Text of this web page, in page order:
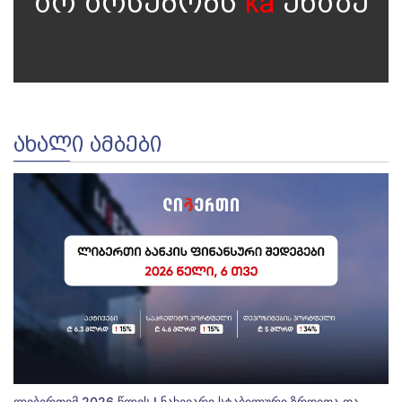
ᲐᲮᲐᲚᲘ ᲐᲛᲑᲔᲑᲘ